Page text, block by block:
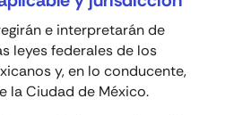
e interpretarán de
leyes federales de los
y, en lo conducente,
la Ciudad de México.